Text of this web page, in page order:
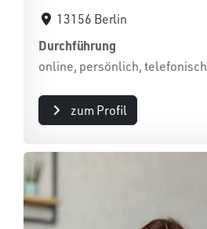
13156 Berlin
Durchführung
online, persönlich, telefonisch
zum Profil